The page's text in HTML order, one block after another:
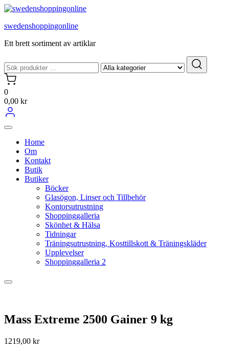
Hoppa
innehållet
swedenshoppingonline
Ett brett sortiment av artiklar
0
0,00 kr
Home
Om
Kontakt
Butik
Butiker
Böcker
Glasögon, Linser och Tillbehör
Kontorsutrustning
Shoppinggalleria
Skönhet & Hälsa
Tidningar
Träningsutrustning, Kosttillskott & Träningskläder
Upplevelser
Shoppinggalleria 2
Mass Extreme 2500 Gainer 9 kg
1219,00 kr